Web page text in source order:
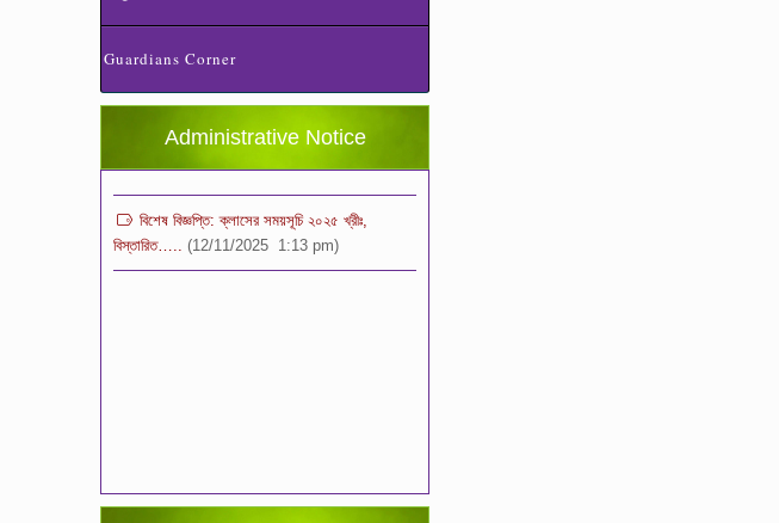
Guardians Corner
Administrative Notice
শ্রেণি পযর্ন্ত ফরম বিতরন চলছে… বিস্তারিত
(11/12/2025 2:38 pm)
বিস্তারিত….. (12/11/2025 1:13 pm)